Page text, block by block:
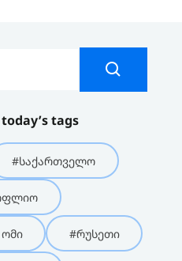
tags
#საქართველო
#რუსეთი